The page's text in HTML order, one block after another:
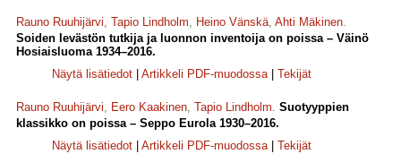
Rauno Ruuhijärvi, Tapio Lindholm, Heino Vänskä, Ahti Mäkinen.
Soiden levästön tutkija ja luonnon inventoija on poissa – Väinö
Hosiaisluoma 1934–2016.
Näytä lisätiedot
Artikkeli PDF-muodossa| Tekijät
Rauno Ruuhijärvi, Eero Kaakinen, Tapio Lindholm. Suotyyppien
klassikko on poissa – Seppo Eurola 1930–2016.
Näytä lisätiedot
Artikkeli PDF-muodossa| Tekijät